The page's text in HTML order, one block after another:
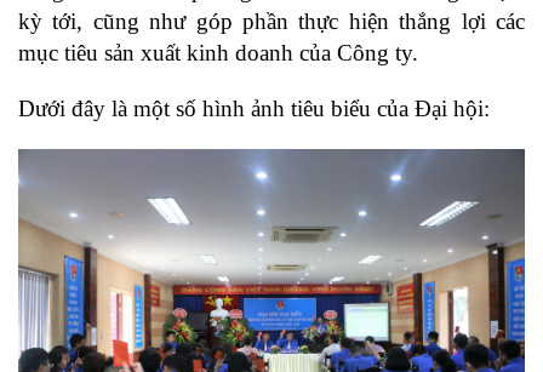
kỳ tới, cũng như góp phần thực hiện thắng lợi các
mục tiêu sản xuất kinh doanh của Công ty.
Dưới đây là một số hình ảnh tiêu biểu của Đại hội: